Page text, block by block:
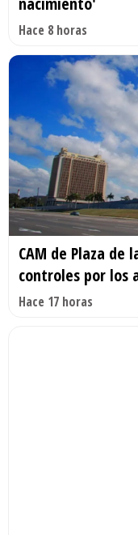
Hace 8 horas
CAM de Plaza de
controles por los
Hace 17 horas